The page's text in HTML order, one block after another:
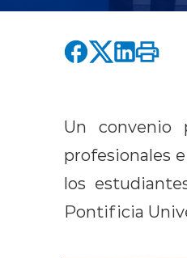
Un convenio
profesionales
los
Pontificia